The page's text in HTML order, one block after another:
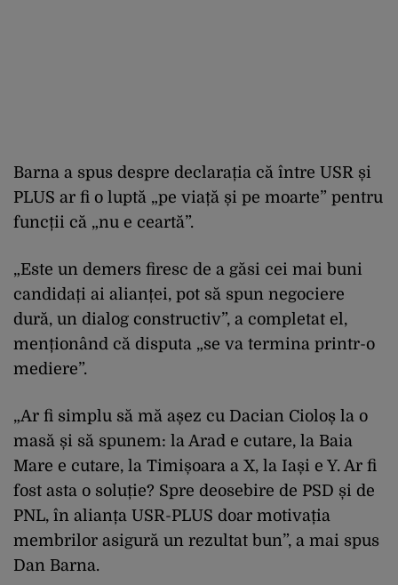
Barna a spus despre declarația că între USR și
PLUS ar fi o luptă „pe viață și pe moarte” pentru
funcții că „nu e ceartă”.
„Este un demers firesc de a găsi cei mai buni
candidați ai alianței, pot să spun negociere
dură, un dialog constructiv”, a completat el,
menționând că disputa „se va termina printr-o
mediere”.
„Ar fi simplu să mă așez cu Dacian Cioloș la o
masă și să spunem: la Arad e cutare, la Baia
Mare e cutare, la Timișoara a X, la Iași e Y. Ar fi
fost asta o soluție? Spre deosebire de PSD și de
PNL, în alianța USR-PLUS doar motivația
membrilor asigură un rezultat bun”, a mai spus
Dan Barna.